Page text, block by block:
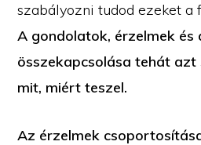
szabályozni tudod ezeket a
A gondolatok, érzelmek és
összekapcsolása tehát azt
mit, miért teszel.
Az érzelmek